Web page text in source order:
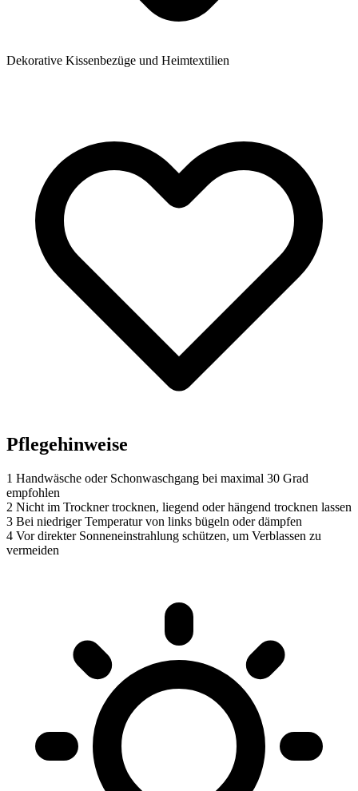
Dekorative Kissenbezüge und Heimtextilien
Pflegehinweise
1 Handwäsche oder Schonwaschgang bei maximal 30 Grad
empfohlen
2 Nicht im Trockner trocknen, liegend oder hängend trocknen lassen
3 Bei niedriger Temperatur von links bügeln oder dämpfen
4 Vor direkter Sonneneinstrahlung schützen, um Verblassen zu
vermeiden